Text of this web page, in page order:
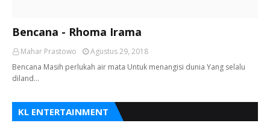
Bencana - Rhoma Irama
Mahar Prastowo
Agustus 29, 2018
Bencana Masih perlukah air mata Untuk menangisi dunia Yang selalu
diland…
KL ENTERTAINMENT